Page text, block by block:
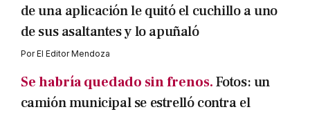
de una aplicación le quitó el cuchillo a uno
de sus asaltantes y lo apuñaló
PorEl Editor Mendoza
Se habría quedado sin frenos.Fotos: un
camión municipal se estrelló contra el